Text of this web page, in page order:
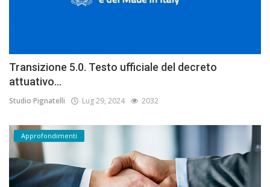
Transizione 5.0. Testo ufficiale del decreto
attuativo...
Studio Pignatelli Lug 29, 2024 2032
Approfondimenti